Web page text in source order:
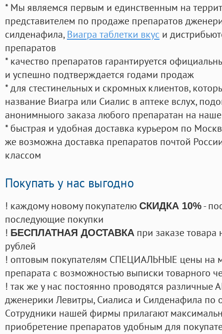
* Мы являемся первым и единственным на
представителем по продаже препаратов
силденафила, Виагра таблетки вкус и
препаратов
* качество препаратов гарантируется
и успешно подтверждается годами продаж
* для стестинельных и скромных клиентов,
название Виагра или Сиалис в аптеке вслух,
анонимныого заказа любого препаратан на
* быстрая и удобная доставка курьером по
же возможна доставка препаратов почтой
классом
Покупать у нас выгодно
! каждому новому покупателю СКИДКА 10%-
последующие покупки
! БЕСПЛАТНАЯ ДОСТАВКА при заказе
рублей
! оптовым покупателям СПЕЦИАЛЬНЫЕ цены на
препарата с возможностью выписки товарного
! так же у нас постоянно проводятся
дженерики Левитры, Сиалиса и Силденафила по
Cотрудники нашей фирмы прилагают
приобретение препаратов удобным для